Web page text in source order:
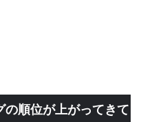
の順位が上がってきて